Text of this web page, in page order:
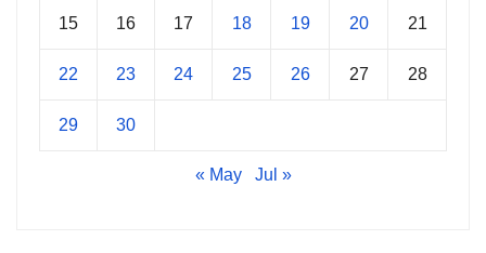
15 16 17 18 19 20 21
22 23 24 25 26 27 28
29 30
« May Jul »